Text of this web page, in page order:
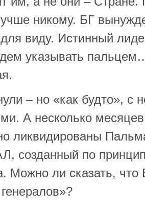
никому. БГ
виду. Истинный
указывать
– но «как будто», с
А несколько
ликвидированы
созданный по
Можно ли сказать,